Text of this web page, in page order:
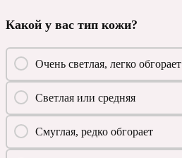
Какой у вас тип кожи?
Очень светлая, легко обгорает
Светлая или средняя
Смуглая, редко обгорает